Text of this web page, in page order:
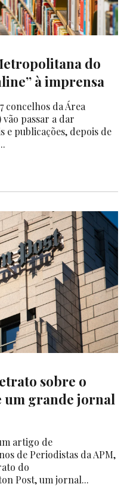
do
à imprensa
concelhos da Área
passar a dar
e publicações, depois de
sobre o
um grande jornal
artigo de
de Periodistas da APM,
do
Post, um jornal...